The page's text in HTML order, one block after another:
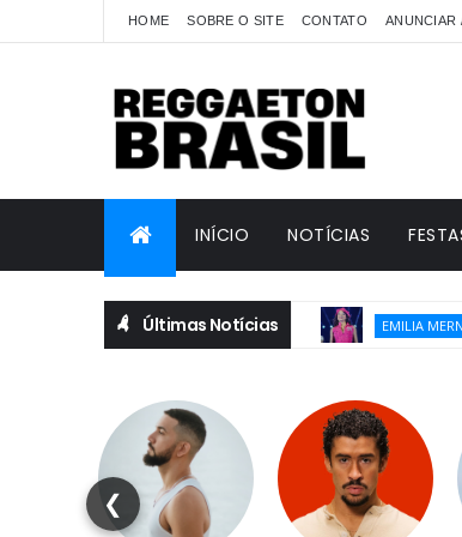
HOME SOBRE O SITE CONTATO ANUNCIAR
INÍCIO NOTÍCIAS
Últimas Notícias EMILIA MERNES
❮